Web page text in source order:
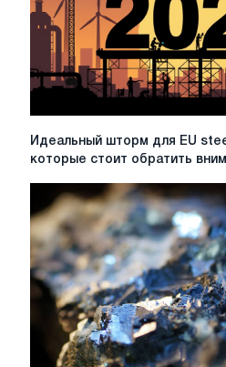
Идеальный
steel:
пять
событий,
на
которые
стоит
обратить
внимание
Идеальный шторм для EU
которые стоит обратить